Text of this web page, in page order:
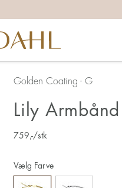
Golden Coating - G
Lily
759 ,-/stk
Vælg Farve